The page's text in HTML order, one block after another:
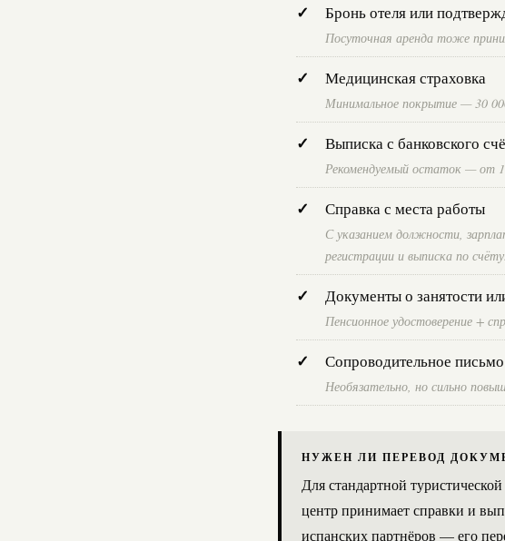
Бронь отеля или
Посуточная аренда тоже
Медицинская страховка
Минимальное покрытие — 30
Выписка с банковского
Рекомендуемый остаток — от
Справка с места работы
С указанием должности,
регистрации и выписка по счёту.
Документы о занятости
Пенсионное удостоверение +
Сопроводительное
Необязательно, но сильно
НУЖЕН ЛИ ПЕРЕВОД
Для стандартной
центр принимает справки и
испанских партнёров — его